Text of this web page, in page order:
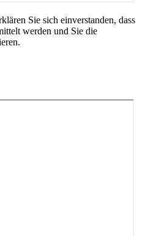
Sie sich einverstanden, dass
werden und Sie die